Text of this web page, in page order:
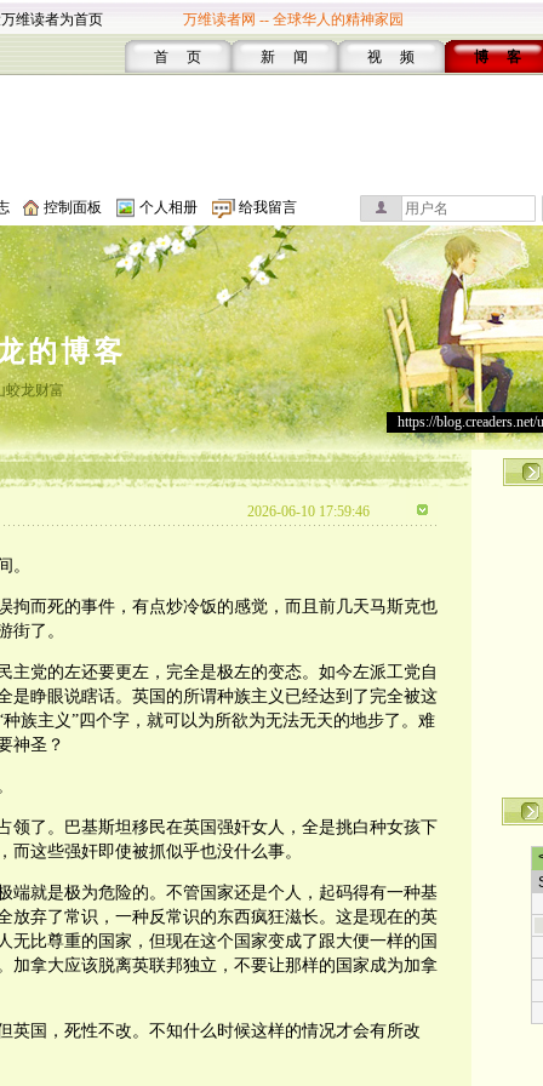
维读者为首页 万维读者网 -- 全球华人的精神家园
首 页 新 闻 视 频 博 客
控制面板 个人相册 给我留言
的博客
蛟龙财富
https://blog.creaders.net/
2026-06-10 17:59:46
。
拘而死的事件，有点炒冷饭的感觉，而且前几天马斯克也
街了。
主党的左还要更左，完全是极左的变态。如今左派工党自
是睁眼说瞎话。英国的所谓种族主义已经达到了完全被这
族主义”四个字，就可以为所欲为无法无天的地步了。难
神圣？
领了。巴基斯坦移民在英国强奸女人，全是挑白种女孩下
这些强奸即使被抓似乎也没什么事。
端就是极为危险的。不管国家还是个人，起码得有一种基
放弃了常识，一种反常识的东西疯狂滋长。这是现在的英
无比尊重的国家，但现在这个国家变成了跟大便一样的国
加拿大应该脱离英联邦独立，不要让那样的国家成为加拿
英国，死性不改。不知什么时候这样的情况才会有所改